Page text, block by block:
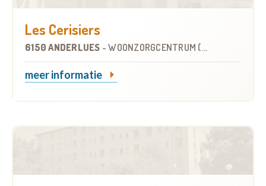
Les Cerisiers
6150 ANDERLUES -WOONZORGCENTRUM (WZC)
meer informatie